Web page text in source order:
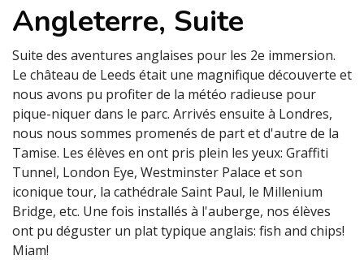
Angleterre, Suite
Suite des aventures anglaises pour les 2e immersion.
Le château de Leeds était une magnifique découverte et
nous avons pu profiter de la météo radieuse pour
pique-niquer dans le parc. Arrivés ensuite à Londres,
nous nous sommes promenés de part et d'autre de la
Tamise. Les élèves en ont pris plein les yeux: Graffiti
Tunnel, London Eye, Westminster Palace et son
iconique tour, la cathédrale Saint Paul, le Millenium
Bridge, etc. Une fois installés à l'auberge, nos élèves
ont pu déguster un plat typique anglais: fish and chips!
Miam!